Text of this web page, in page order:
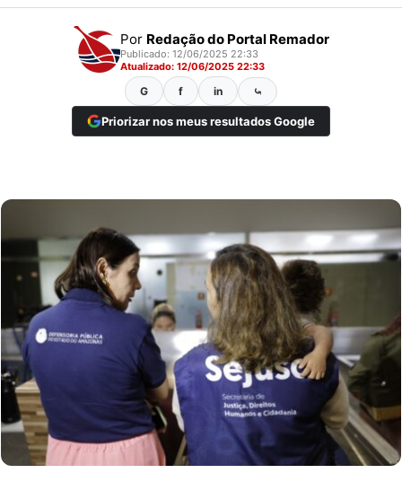
Por Redação do Portal Remador
Publicado: 12/06/2025 22:33
Atualizado: 12/06/2025 22:33
G f in ⤿
Priorizar nos meus resultados Google